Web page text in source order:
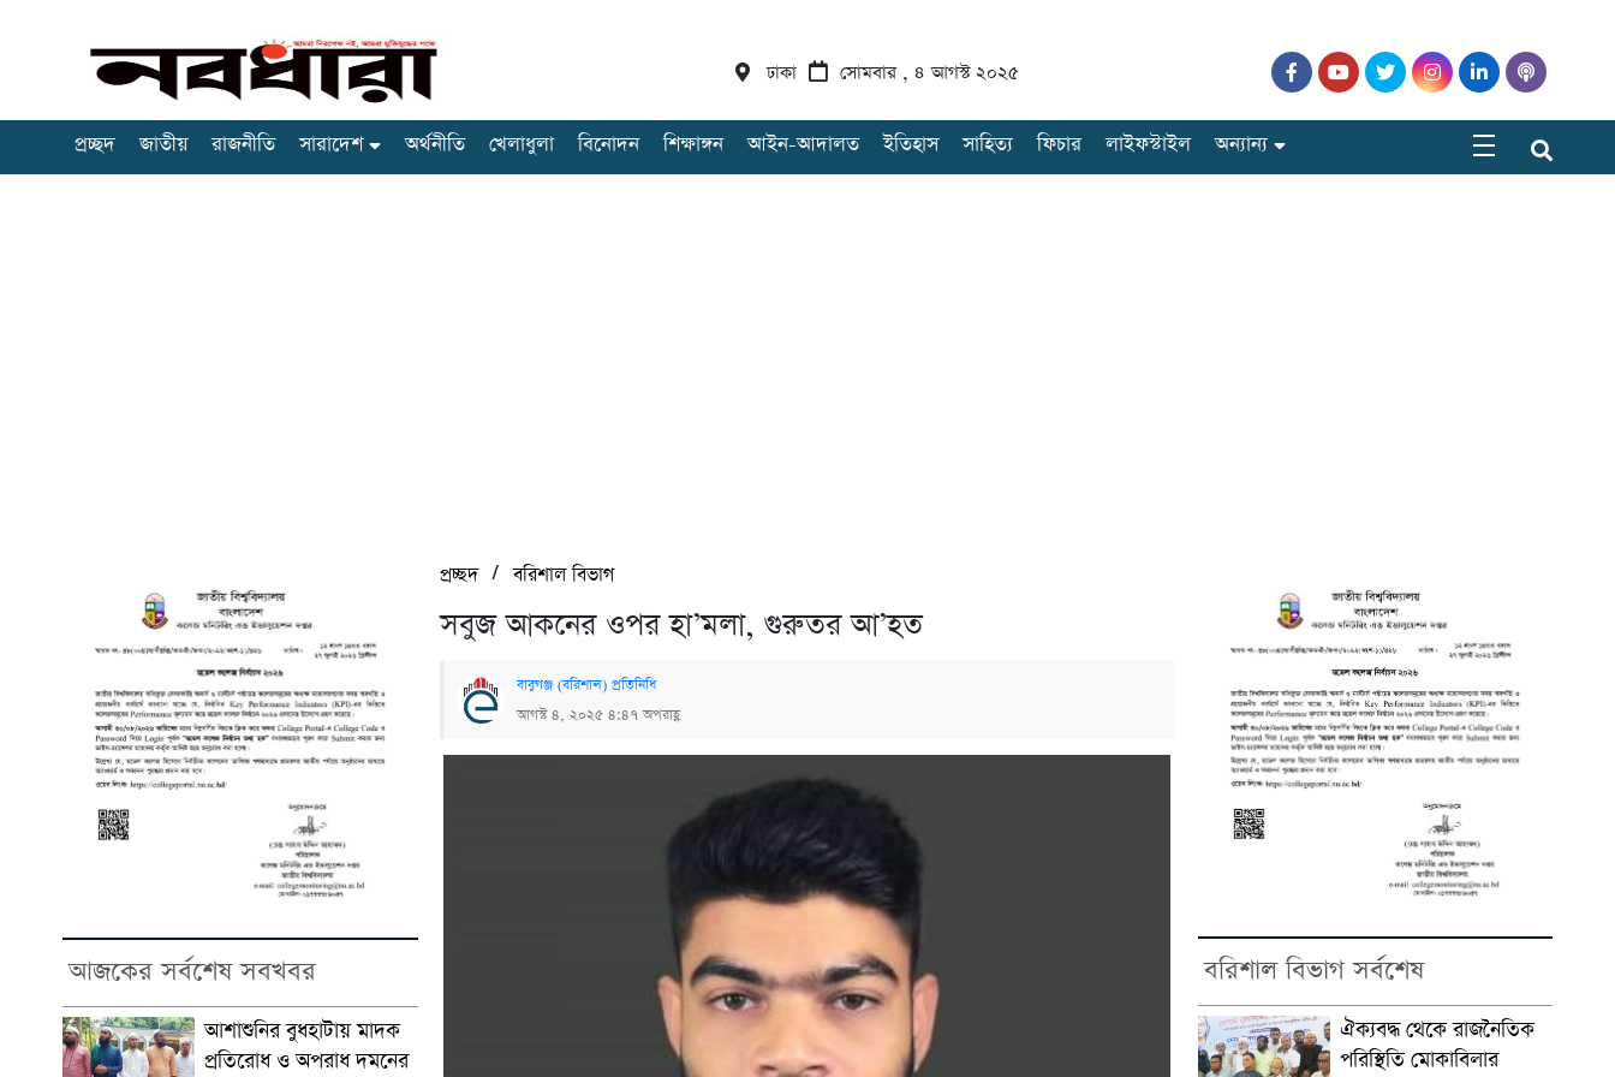
ঢাকা সোমবার , ৪ আগস্ট ২০২৫
প্রচ্ছদ জাতীয় রাজনীতি সারাদেশ অর্থনীতি খেলাধুলা বিনোদন শিক্ষাঙ্গন আইন-আদালত ইতিহাস সাহিত্য ফিচার লাইফস্টাইল অন্যান্য
আজকের সর্বশেষ সবখবর
আশাশুনির বুধহাটায় মাদক
প্রতিরোধ ও অপরাধ দমনের
প্রচ্ছদ/বরিশাল বিভাগ
সবুজ আকনের ওপর হা’মলা, গুরুতর আ’হত
বাবুগঞ্জ (বরিশাল) প্রতিনিধি
আগস্ট ৪, ২০২৫ ৪:৪৭ অপরাহ্ণ
বরিশাল বিভাগ সর্বশেষ
ঐক্যবদ্ধ থেকে রাজনৈতিক
পরিস্থিতি মোকাবিলার